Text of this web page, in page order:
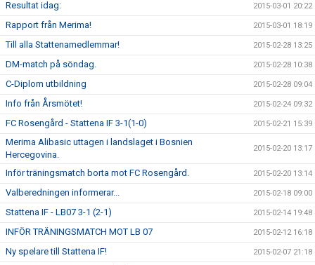
Resultat idag: 2015-03-01 20:22
Rapport från Merima! 2015-03-01 18:19
Till alla Stattenamedlemmar! 2015-02-28 13:25
DM-match på söndag. 2015-02-28 10:38
C-Diplom utbildning 2015-02-28 09:04
Info från Årsmötet! 2015-02-24 09:32
FC Rosengård - Stattena IF 3-1(1-0) 2015-02-21 15:39
Merima Alibasic uttagen i landslaget i Bosnien
Hercegovina.
2015-02-20 13:17
Inför träningsmatch borta mot FC Rosengård. 2015-02-20 13:14
Valberedningen informerar... 2015-02-18 09:00
Stattena IF - LB07 3-1 (2-1) 2015-02-14 19:48
INFÖR TRÄNINGSMATCH MOT LB 07 2015-02-12 16:18
Ny spelare till Stattena IF! 2015-02-07 21:18